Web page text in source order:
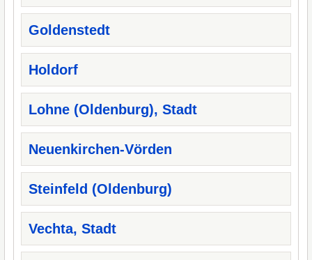
Goldenstedt
Holdorf
Lohne (Oldenburg), Stadt
Neuenkirchen-Vörden
Steinfeld (Oldenburg)
Vechta, Stadt